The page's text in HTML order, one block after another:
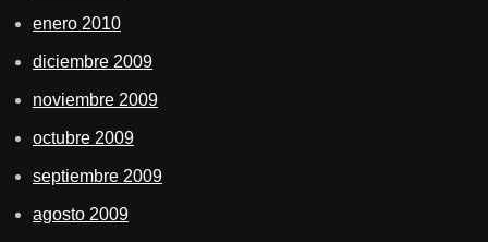
enero 2010
diciembre 2009
noviembre 2009
octubre 2009
septiembre 2009
agosto 2009